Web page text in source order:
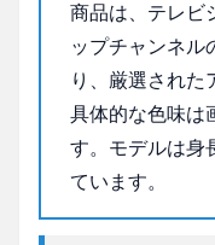
商品は、テレビ
ップチャンネル
り、厳選された
具体的な色味は
す。モデルは身
ています。